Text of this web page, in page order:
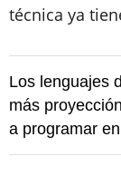
técnica ya
Los lenguajes
más
a programar